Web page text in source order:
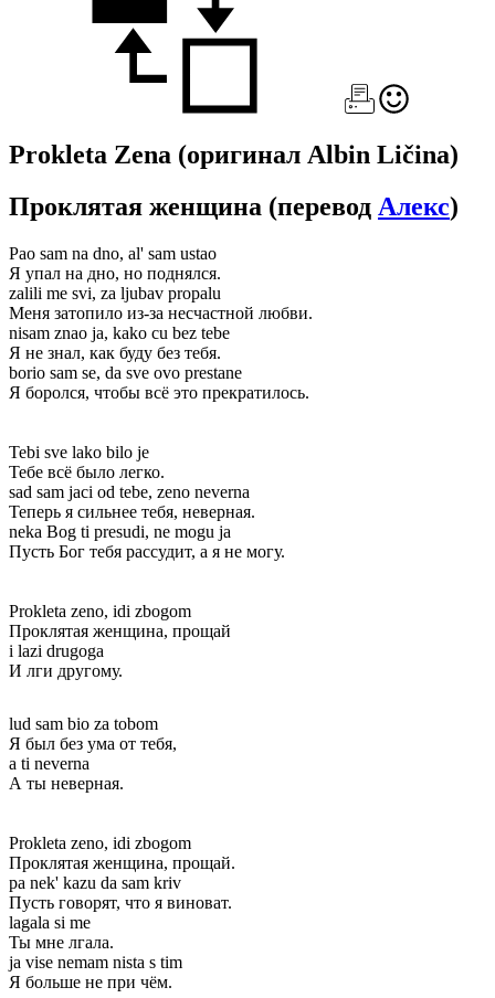
Prokleta Zena (оригинал Albin Ličina)
Проклятая женщина (перевод Алекс)
Pao sam na dno, al' sam ustao
Я упал на дно, но поднялся.
zalili me svi, za ljubav propalu
Меня затопило из-за несчастной любви.
nisam znao ja, kako cu bez tebe
Я не знал, как буду без тебя.
borio sam se, da sve ovo prestane
Я боролся, чтобы всё это прекратилось.
Tebi sve lako bilo je
Тебе всё было легко.
sad sam jaci od tebe, zeno neverna
Теперь я сильнее тебя, неверная.
neka Bog ti presudi, ne mogu ja
Пусть Бог тебя рассудит, а я не могу.
Prokleta zeno, idi zbogom
Проклятая женщина, прощай
i lazi drugoga
И лги другому.
lud sam bio za tobom
Я был без ума от тебя,
a ti neverna
А ты неверная.
Prokleta zeno, idi zbogom
Проклятая женщина, прощай.
pa nek' kazu da sam kriv
Пусть говорят, что я виноват.
lagala si me
Ты мне лгала.
ja vise nemam nista s tim
Я больше не при чём.